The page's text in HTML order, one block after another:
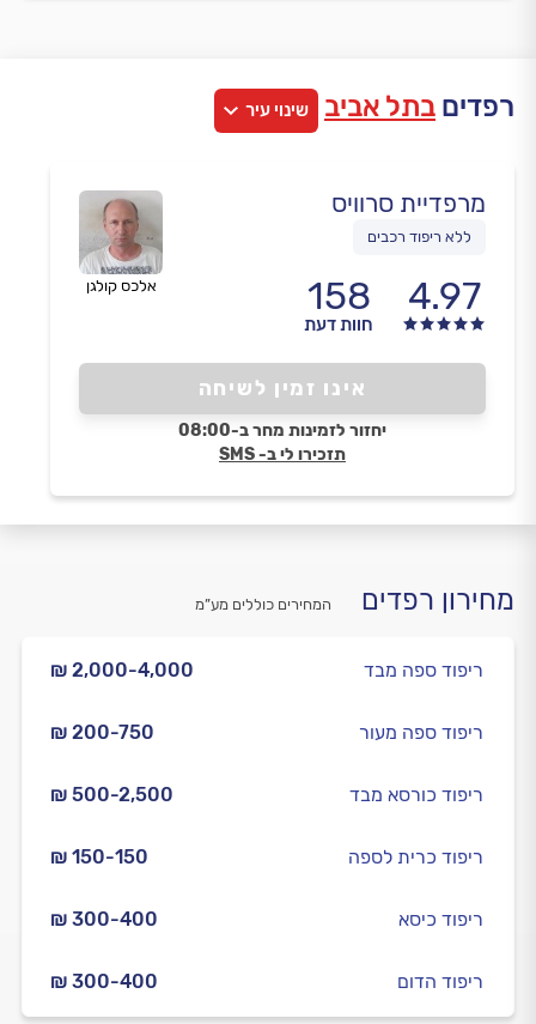
רפדים בתל אביב שינוי עיר
מרפדיית סרוויס
ללא ריפוד רכבים
4.97
158
חוות דעת
אלכס קולגן
אינו זמין לשיחה
יחזור לזמינות מחר ב-08:00
תזכירו לי ב- SMS
מחירון רפדים המחירים כוללים מע”מ
₪ 2,000-4,000 ריפוד ספה מבד
₪ 200-750 ריפוד ספה מעור
₪ 500-2,500 ריפוד כורסא מבד
₪ 150-150 ריפוד כרית לספה
₪ 300-400 ריפוד כיסא
₪ 300-400 ריפוד הדום